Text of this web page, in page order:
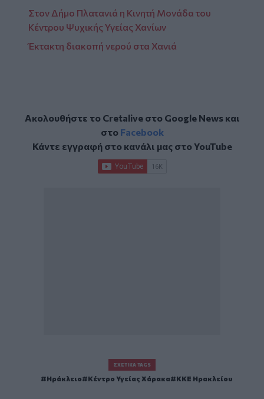
Στον Δήμο Πλατανιά η Κινητή Μονάδα του
Κέντρου Ψυχικής Υγείας Χανίων
Έκτακτη διακοπή νερού στα Χανιά
Ακολουθήστε το Cretalive στο Google Newsκαι
στο Facebook
Κάντε εγγραφή στο κανάλι μας στοYouTube
ΣΧΕΤΙΚΆ TAGS
Ηράκλειο Κέντρο Υγείας Χάρακα ΚΚΕ Ηρακλείου